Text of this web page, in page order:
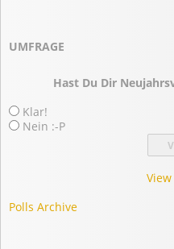
UMFRAGE
Hast Du Dir
Klar!
Nein :-P
Polls Archive